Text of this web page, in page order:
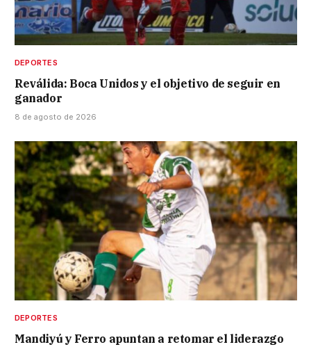
DEPORTES
Reválida: Boca Unidos y el objetivo de seguir en
ganador
8 de agosto de 2026
DEPORTES
Mandiyú y Ferro apuntan a retomar el liderazgo